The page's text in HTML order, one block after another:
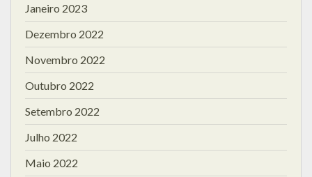
Janeiro 2023
Dezembro 2022
Novembro 2022
Outubro 2022
Setembro 2022
Julho 2022
Maio 2022